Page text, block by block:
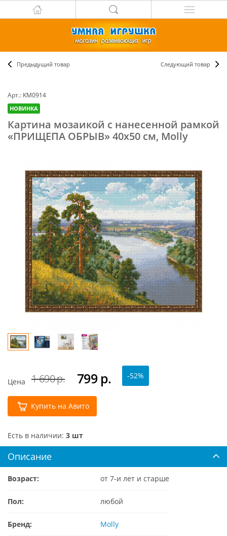
Предыдущий товар Следующий товар
Арт.: KM0914
НОВИНКА
Картина мозаикой с нанесенной рамкой
«ПРИЩЕПА ОБРЫВ» 40х50 см, Molly
Цена 1 690 р. 799 р. -52%
Купить на Авито
Есть в наличии: 3 шт
Описание
Возраст: от 7-и лет и старше
Пол: любой
Бренд: Molly